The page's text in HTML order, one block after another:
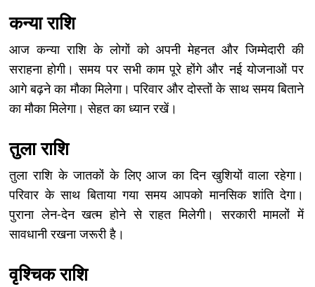
कन्या राशि
आज कन्या राशि के लोगों को अपनी मेहनत और जिम्मेदारी की
सराहना होगी। समय पर सभी काम पूरे होंगे और नई योजनाओं पर
आगे बढ़ने का मौका मिलेगा। परिवार और दोस्तों के साथ समय बिताने
का मौका मिलेगा। सेहत का ध्यान रखें।
तुला राशि
तुला राशि के जातकों के लिए आज का दिन खुशियों वाला रहेगा।
परिवार के साथ बिताया गया समय आपको मानसिक शांति देगा।
पुराना लेन-देन खत्म होने से राहत मिलेगी। सरकारी मामलों में
सावधानी रखना जरूरी है।
वृश्चिक राशि